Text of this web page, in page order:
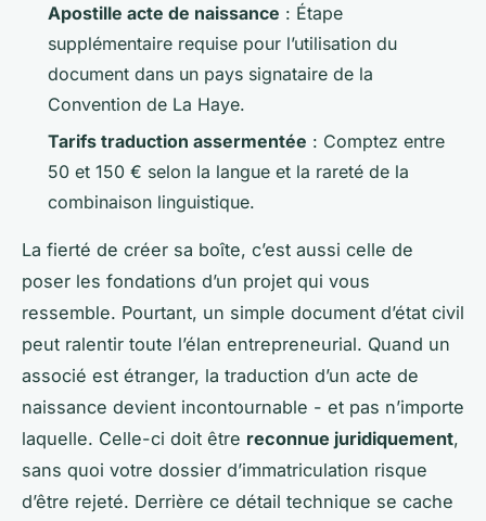
Apostille acte de naissance : Étape
supplémentaire requise pour l’utilisation du
document dans un pays signataire de la
Convention de La Haye.
Tarifs traduction assermentée : Comptez entre
50 et 150 € selon la langue et la rareté de la
combinaison linguistique.
La fierté de créer sa boîte, c’est aussi celle de
poser les fondations d’un projet qui vous
ressemble. Pourtant, un simple document d’état civil
peut ralentir toute l’élan entrepreneurial. Quand un
associé est étranger, la traduction d’un acte de
naissance devient incontournable - et pas n’importe
laquelle. Celle-ci doit être reconnue juridiquement,
sans quoi votre dossier d’immatriculation risque
d’être rejeté. Derrière ce détail technique se cache